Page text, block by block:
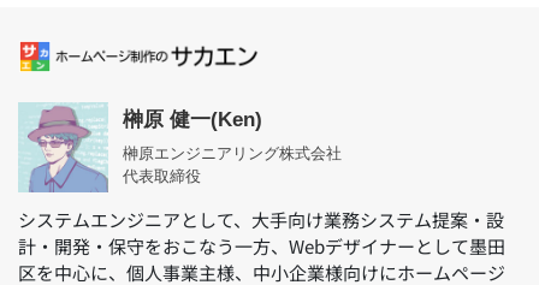
榊原 健一(Ken)
榊原エンジニアリング株式会社
代表取締役
システムエンジニアとして、大手向け業務システム提案・設
計・開発・保守をおこなう一方、Webデザイナーとして墨田
区を中心に、個人事業主様、中小企業様向けにホームページ